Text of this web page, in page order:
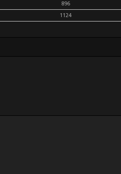
896
1124